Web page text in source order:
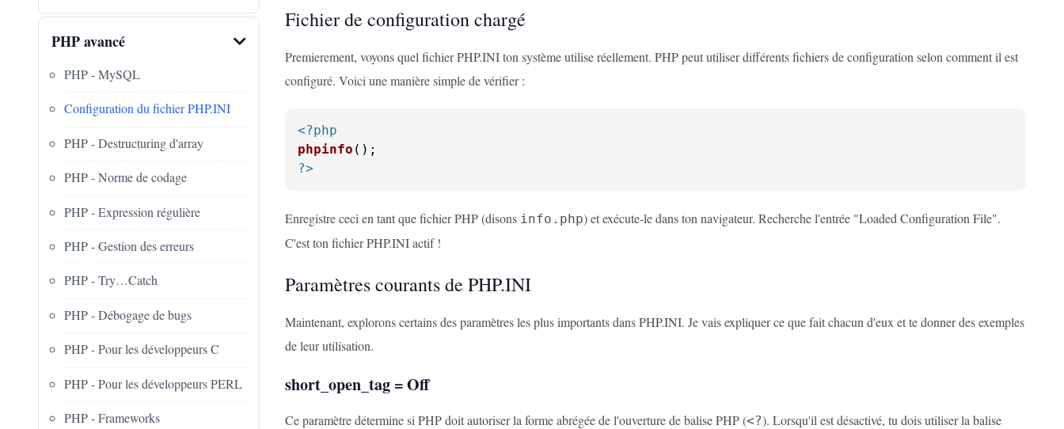
PHP avancé
PHP - MySQL
Configuration du fichier PHP.INI
PHP - Destructuring d'array
PHP - Norme de codage
PHP - Expression régulière
PHP - Gestion des erreurs
PHP - Try…Catch
PHP - Débogage de bugs
PHP - Pour les développeurs C
PHP - Pour les développeurs PERL
PHP - Frameworks
Fichier de configuration chargé
Premierement, voyons quel fichier PHP.INI ton système utilise réellement. PHP peut utiliser différents fichiers de configuration selon comment il est
configuré. Voici une manière simple de vérifier :
<?php
phpinfo
?>
Enregistre ceci en tant que fichier PHP (disons info.php) et exécute-le dans ton navigateur. Recherche l'entrée "Loaded Configuration File".
C'est ton fichier PHP.INI actif !
Paramètres courants de PHP.INI
Maintenant, explorons certains des paramètres les plus importants dans PHP.INI. Je vais expliquer ce que fait chacun d'eux et te donner des exemples
de leur utilisation.
short_open_tag = Off
Ce paramètre détermine si PHP doit autoriser la forme abrégée de l'ouverture de balise PHP (<?). Lorsqu'il est désactivé, tu dois utiliser la balise